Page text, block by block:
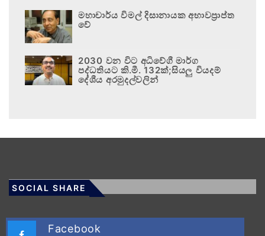
මහාචාර්ය විමල් දිසානායක අභාවප්‍රාප්ත
වේ
2030 වන විට අධිවේගී මාර්ග
පද්ධතියට කි.මී. 132ක්;සියලු වියදම්
දේශීය අරමුදල්වලින්
SOCIAL SHARE
Facebook